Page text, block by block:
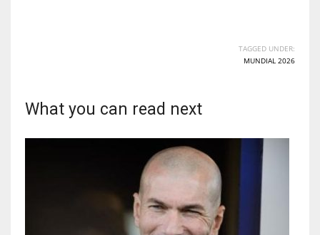
TAGGED UNDER:
MUNDIAL 2026
What you can read next